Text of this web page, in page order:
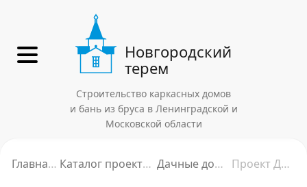
Новгородский
терем
Строительство каркасных домов
и бань из бруса в Ленинградской и
Московской области
Главная Каталог проектов Дачные дома Проект ДД33